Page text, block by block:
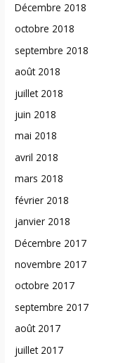
Décembre 2018
octobre 2018
septembre 2018
août 2018
juillet 2018
juin 2018
mai 2018
avril 2018
mars 2018
février 2018
janvier 2018
Décembre 2017
novembre 2017
octobre 2017
septembre 2017
août 2017
juillet 2017